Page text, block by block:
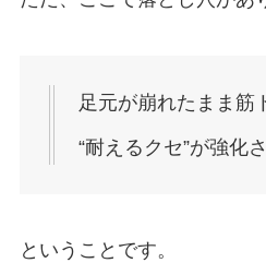
足元が崩れたまま筋
“耐えるクセ”が強化
ということです。